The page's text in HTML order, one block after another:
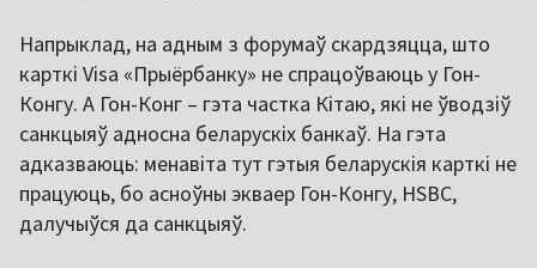
Напрыклад, на адным з форумаў скардзяцца, што
карткі Visa «Прыёрбанку» не спрацоўваюць у Гон-
Конгу. А Гон-Конг – гэта частка Кітаю, які не ўводзіў
санкцыяў адносна беларускіх банкаў. На гэта
адказваюць: менавіта тут гэтыя беларускія карткі не
працуюць, бо асноўны экваер Гон-Конгу, HSBC,
далучыўся да санкцыяў.